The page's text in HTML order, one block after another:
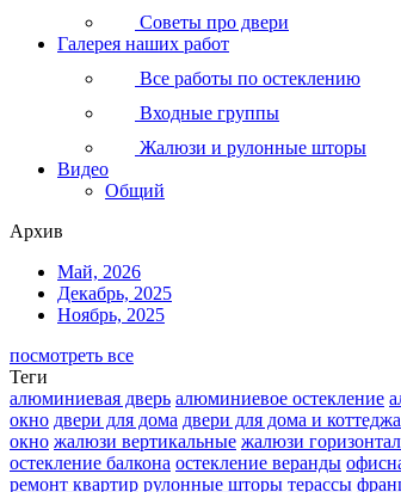
Советы про двери
Галерея наших работ
Все работы по остеклению
Входные группы
Жалюзи и рулонные шторы
Видео
Общий
Архив
Май, 2026
Декабрь, 2025
Ноябрь, 2025
посмотреть все
Теги
алюминиевая дверь алюминиевое остекление
окно двери для дома двери для дома и коттеджа
окно жалюзи вертикальные жалюзи
остекление балкона остекление веранды
ремонт квартир рулонные шторы терассы